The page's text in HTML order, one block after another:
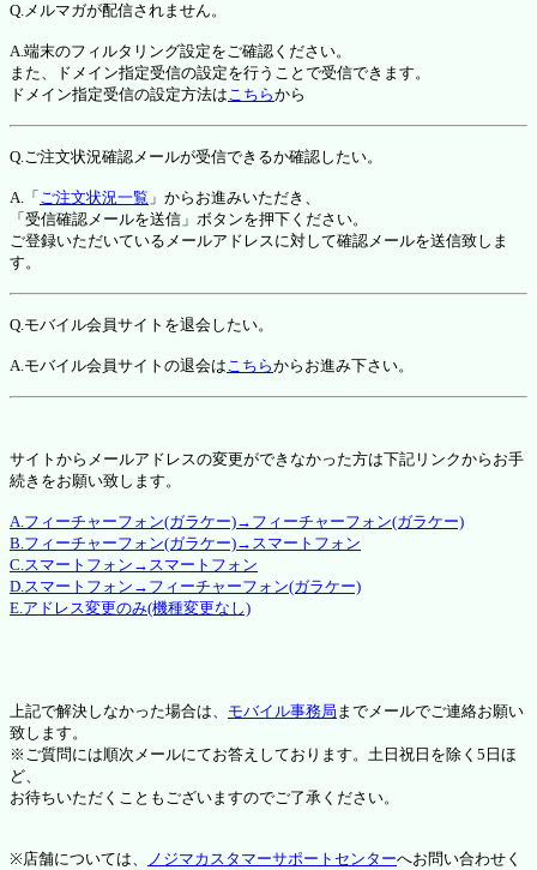
Q.メルマガが配信されません。
A.端末のフィルタリング設定をご確認ください。
また、ドメイン指定受信の設定を行うことで受信できます。
ドメイン指定受信の設定方法はこちらから
Q.ご注文状況確認メールが受信できるか確認したい。
A.「 ご注文状況一覧 」からお進みいただき、
「受信確認メールを送信」ボタンを押下ください。
ご登録いただいているメールアドレスに対して確認メールを送信致しま
す。
Q.モバイル会員サイトを退会したい。
A.モバイル会員サイトの退会はこちらからお進み下さい。
サイトからメールアドレスの変更ができなかった方は下記リンクからお手
続きをお願い致します。
A.フィーチャーフォン(ガラケー)→フィーチャーフォン(ガラケー)
B.フィーチャーフォン(ガラケー)→スマートフォン
C.スマートフォン→スマートフォン
D.スマートフォン→フィーチャーフォン(ガラケー)
E.アドレス変更のみ(機種変更なし)
上記で解決しなかった場合は、 モバイル事務局 までメールでご連絡お願い
致します。
※ご質問には順次メールにてお答えしております。土日祝日を除く5日ほ
ど、
お待ちいただくこともございますのでご了承ください。
※店舗については、 ノジマカスタマーサポートセンターへお問い合わせく